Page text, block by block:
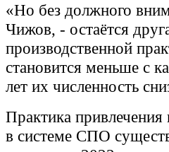
«Но без должного
Чижов, - остаётся
производственной
становится меньше с
лет их численность
Практика привлечения
в системе СПО